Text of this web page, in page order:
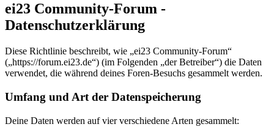
ei23 Community-Forum -
Datenschutzerklärung
Diese Richtlinie beschreibt, wie „ei23 Community-Forum“
(„https://forum.ei23.de“) (im Folgenden „der Betreiber“) die Daten
verwendet, die während deines Foren-Besuchs gesammelt werden.
Umfang und Art der Datenspeicherung
Deine Daten werden auf vier verschiedene Arten gesammelt: